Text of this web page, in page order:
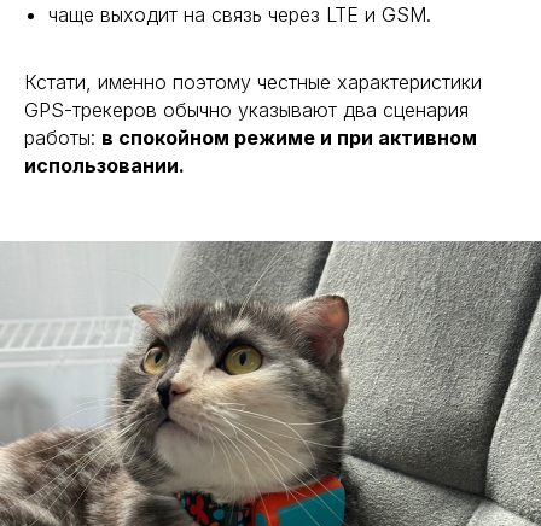
чаще выходит на связь через LTE и GSM.
Кстати, именно поэтому честные характеристики
GPS-трекеров обычно указывают два сценария
работы: в спокойном режиме и при активном
использовании.